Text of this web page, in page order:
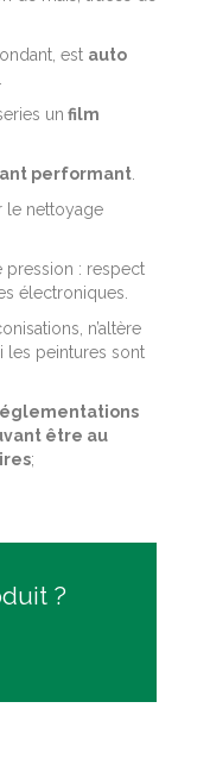
est auto
un film
performant
le nettoyage
pression : respect
électroniques.
n’altère
les peintures sont
être au
;
?